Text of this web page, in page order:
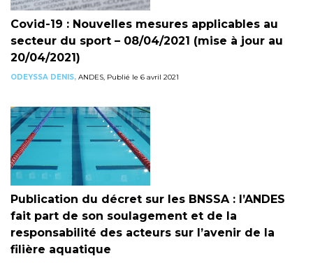
Covid-19 : Nouvelles mesures applicables au
secteur du sport – 08/04/2021 (mise à jour au
20/04/2021)
ODEYSSA DENIS, ANDES, Publié le 6 avril 2021
Publication du décret sur les BNSSA : l’ANDES
fait part de son soulagement et de la
responsabilité des acteurs sur l’avenir de la
filière aquatique